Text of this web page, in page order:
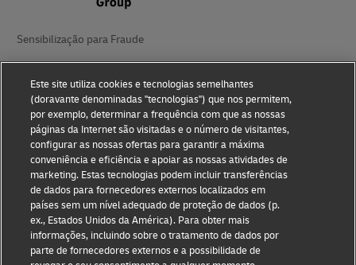
Sensibilização para Fraude
Termos de utilização
Aviso de privacidade
Acessibilidade
Informações adicionais
Definições de Cookies
Siga-nos
Este site utiliza cookies e tecnologias semelhantes
(doravante denominadas "tecnologias") que nos permitem,
por exemplo, determinar a frequência com que as nossas
páginas da Internet são visitadas e o número de visitantes,
configurar as nossas ofertas para garantir a máxima
conveniência e eficiência e apoiar as nossas atividades de
marketing. Estas tecnologias podem incluir transferências
de dados para fornecedores externos localizados em
países sem um nível adequado de proteção de dados (p.
ex., Estados Unidos da América). Para obter mais
informações, incluindo sobre o tratamento de dados por
parte de fornecedores externos e a possibilidade de